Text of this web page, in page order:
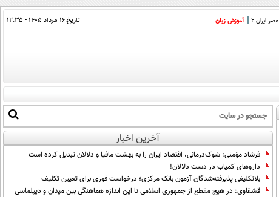
عصر ایران 2 آموزش زبان تاریخ:۱۶ مرداد ۱۴۰۵ - ۱۲:۳۵
آخرین اخبار
فرشاد مؤمنی: شوک‌درمانی، اقتصاد ایران را به بهشت مافیا و دلالان تبدیل کرده است
داروهای کمیاب در دست دلالان!
بلاتکلیفی پذیرفته‌شدگان آزمون بانک مرکزی؛ درخواست فوری برای تعیین تکلیف
قشقاوی: در هیچ مقطع از جمهوری اسلامی تا این اندازه هماهنگی بین میدان و دیپلماسی